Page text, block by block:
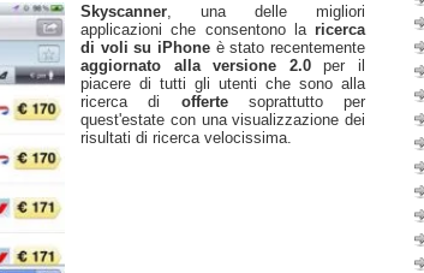
Skyscanner , una delle migliori
applicazioni che consentono la ricerca
di voli su iPhone è stato recentemente
aggiornato alla versione 2.0per il
piacere di tutti gli utenti che sono alla
ricerca di offerte soprattutto per
quest'estate con una visualizzazione dei
risultati di ricerca velocissima.